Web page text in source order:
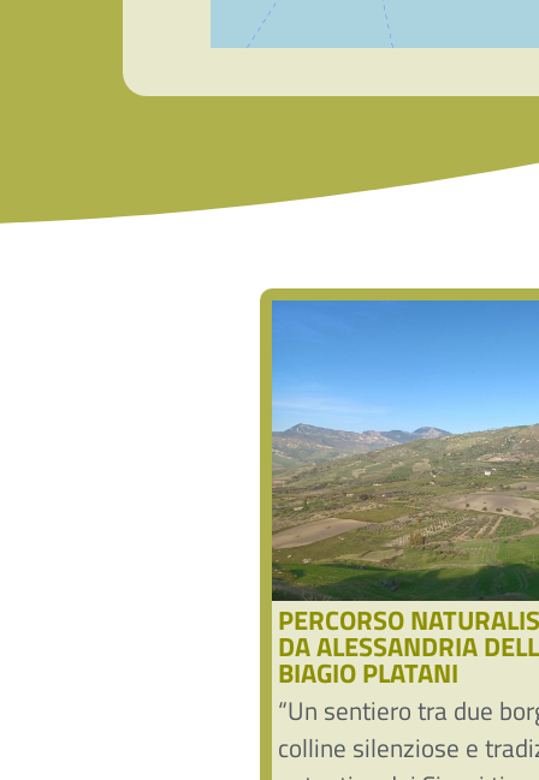
PERCORSO
DA ALESSANDRIA
BIAGIO PLATANI
“Un sentiero tra due
colline silenziose e